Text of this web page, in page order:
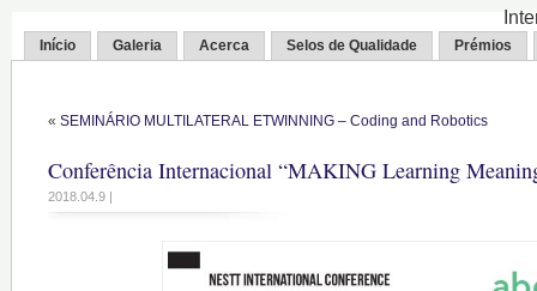
Início Galeria Acerca Selos de Qualidade Prémios
« SEMINÁRIO MULTILATERAL ETWINNING – Coding and Robotics
Conferência Internacional “MAKING Learning
2018.04.9 |